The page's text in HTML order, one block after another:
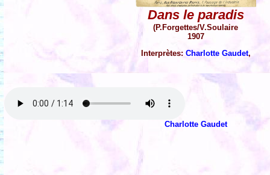
Dans le paradis
(P.Forgettes/V.Soulaire
1907
Interprètes: Charlotte Gaudet,
Charlotte Gaudet